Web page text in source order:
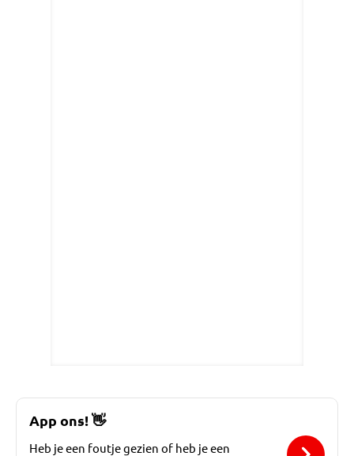
App ons!👋
Heb je een foutje gezien of heb je een